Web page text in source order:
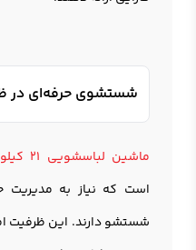
شستشوی حرفه‌ای در
ماشین لباسشویی 21 کیلویی
است که نیاز به مدیریت
شستشو دارند. این